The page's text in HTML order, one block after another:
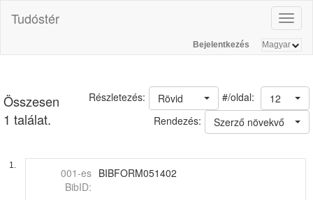
Tudóstér
Bejelentkezés
Összesen
1 találat.
#/oldal: 12
Rövid
Részletezés:
Rendezés:
Szerző növekvő
1.
001-es
BibID:
BIBFORM051402